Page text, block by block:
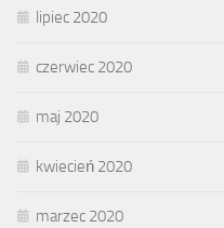
lipiec 2020
czerwiec 2020
maj 2020
kwiecień 2020
marzec 2020